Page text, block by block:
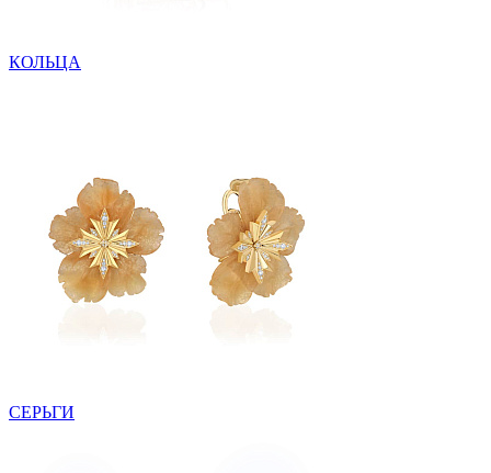
КОЛЬЦА
СЕРЬГИ